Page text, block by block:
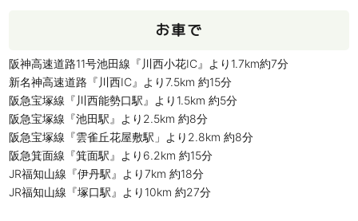
お車で
阪神高速道路11号池田線『川西小花IC』より1.7km約7分
新名神高速道路『川西IC』より7.5km 約15分
阪急宝塚線『川西能勢口駅』より1.5km 約5分
阪急宝塚線『池田駅』より2.5km 約8分
阪急宝塚線『雲雀丘花屋敷駅」より2.8km 約8分
阪急箕面線『箕面駅』より6.2km 約15分
JR福知山線『伊丹駅』より7km 約18分
JR福知山線『塚口駅』より10km 約27分